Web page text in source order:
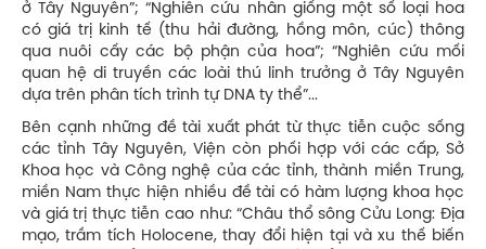
ở Tây Nguyên”; “Nghiên cứu nhân giống một số loại hoa
có giá trị kinh tế (thu hải đường, hồng môn, cúc) thông
qua nuôi cấy các bộ phận của hoa”; “Nghiên cứu mối
quan hệ di truyền các loài thú linh trưởng ở Tây Nguyên
dựa trên phân tích trình tự DNA ty thể”...
Bên cạnh những đề tài xuất phát từ thực tiễn cuộc sống
các tỉnh Tây Nguyên, Viện còn phối hợp với các cấp, Sở
Khoa học và Công nghệ của các tỉnh, thành miền Trung,
miền Nam thực hiện nhiều đề tài có hàm lượng khoa học
và giá trị thực tiễn cao như: “Châu thổ sông Cửu Long: Địa
mạo, trầm tích Holocene, thay đổi hiện tại và xu thế biến